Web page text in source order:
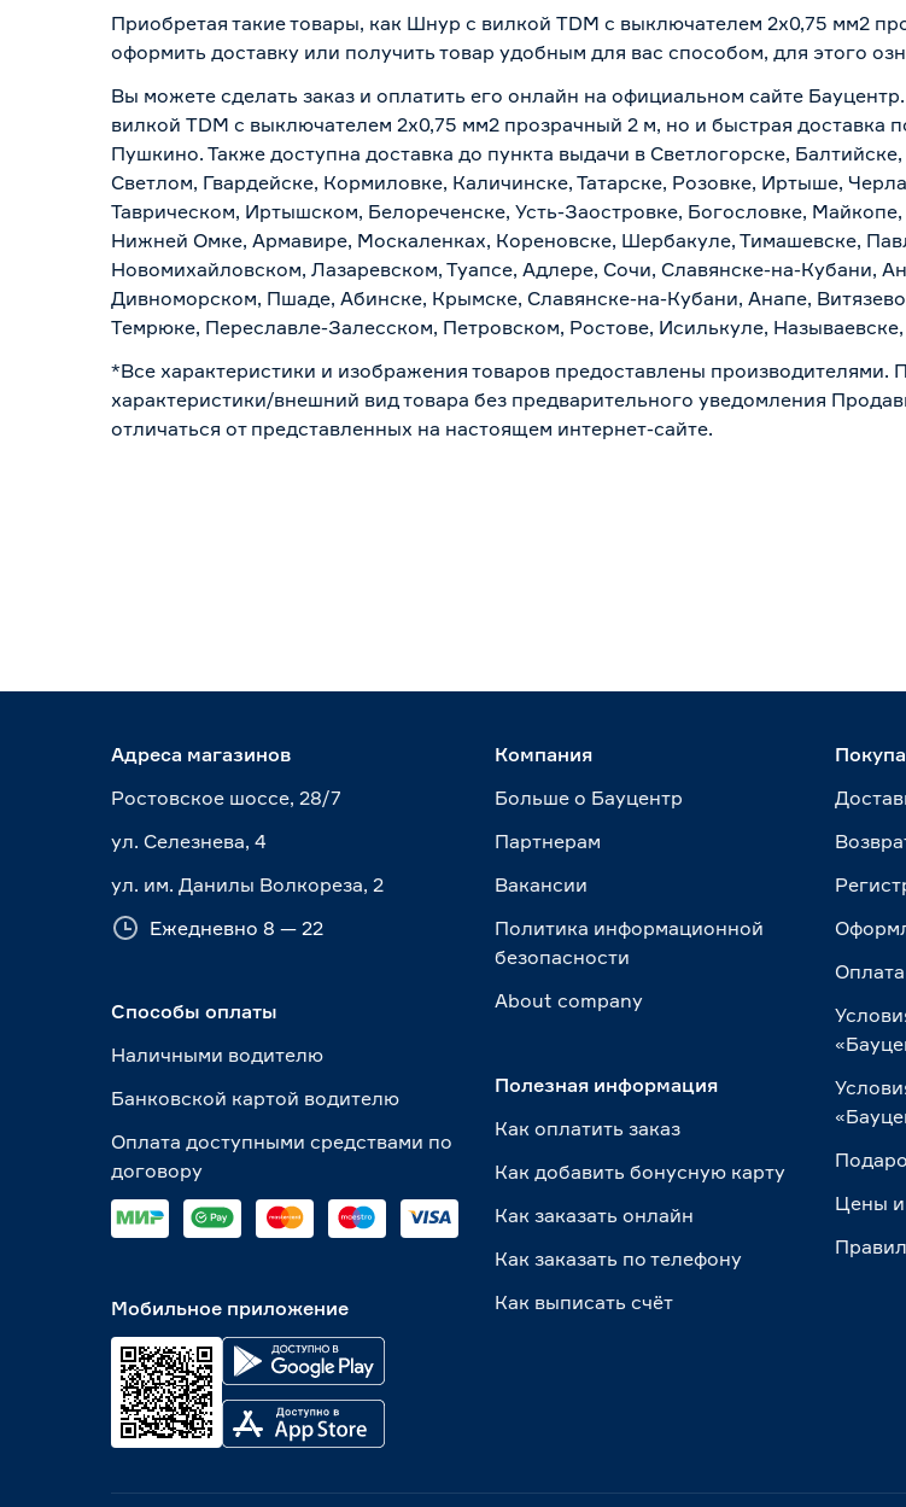
Приобретая такие товары, как Шнур с вилкой TDM с выключателем 2х0,75 мм2
оформить доставку или получить товар удобным для вас способом, для этого
Вы можете сделать заказ и оплатить его онлайн на официальном сайте
вилкой TDM с выключателем 2х0,75 мм2 прозрачный 2 м, но и быстрая доставка
Пушкино. Также доступна доставка до пункта выдачи в Светлогорске,
Светлом, Гвардейске, Кормиловке, Каличинске, Татарске, Розовке, Иртыше,
Таврическом, Иртышском, Белореченске, Усть-Заостровке, Богословке,
Нижней Омке, Армавире, Москаленках, Кореновске, Шербакуле, Тимашевске,
Новомихайловском, Лазаревском, Туапсе, Адлере, Сочи, Славянске-на-Кубани,
Дивноморском, Пшаде, Абинске, Крымске, Славянске-на-Кубани, Анапе,
Темрюке, Переславле-Залесском, Петровском, Ростове, Исилькуле,
*Все характеристики и изображения товаров предоставлены производителями.
характеристики/внешний вид товара без предварительного уведомления
отличаться от представленных на настоящем интернет-сайте.
Адреса магазинов
Ростовское шоссе, 28/7
ул. Селезнева, 4
ул. им. Данилы Волкореза, 2
Ежедневно 8 — 22
Способы оплаты
Наличными водителю
Банковской картой водителю
Оплата доступными средствами по
договору
Мобильное приложение
Компания
Больше о Бауцентр
Партнерам
Вакансии
Политика информационной
безопасности
About сompany
Полезная информация
Как оплатить заказ
Как добавить бонусную карту
Как заказать онлайн
Как заказать по телефону
Как выписать счёт
Оплата
Цены и